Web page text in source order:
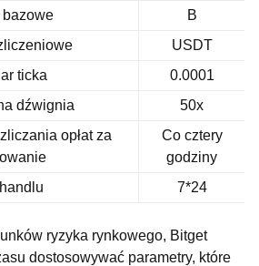
B
USDT
ticka
0.0001
dźwignia
50x
opłat za
Co cztery
godziny
7*24
ryzyka rynkowego, Bitget
dostosowywać parametry, które